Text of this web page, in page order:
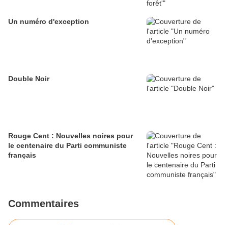
Un numéro d'exception
Double Noir
Rouge Cent : Nouvelles noires pour
le centenaire du Parti communiste
français
Commentaires